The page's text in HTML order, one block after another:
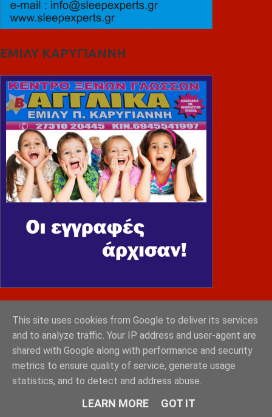
ΕΜΙΛΥ ΚΑΡΥΓΙΑΝΝΗ
This site uses cookies from Google to deliver its services
and to analyze traffic. Your IP address and user-agent are
shared with Google along with performance and security
metrics to ensure quality of service, generate usage
statistics, and to detect and address abuse.
LEARN MORE GOT IT